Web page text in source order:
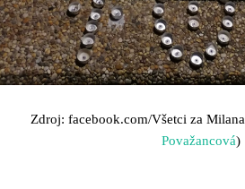
Zdroj: facebook.com/Všetci za Milana
Považancová)